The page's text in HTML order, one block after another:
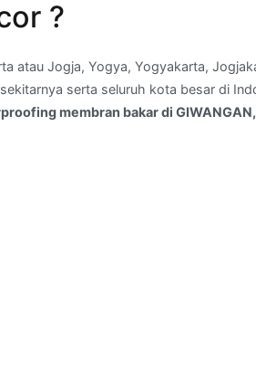
?
atau Jogja, Yogya, Yogyakarta,
serta seluruh kota besar di
membran bakar di